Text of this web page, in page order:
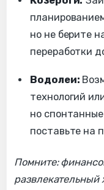
но не берите
переработки
Водолеи:
технологий
но
поставьте на
Помните:
развлекательный